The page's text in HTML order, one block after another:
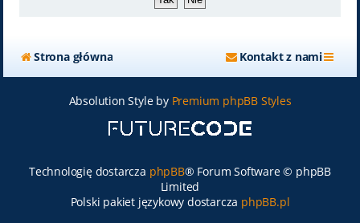
Strona główna Kontakt z nami
Absolution Style by Premium phpBB Styles
Technologię dostarcza phpBB® Forum Software © phpBB
Limited
Polski pakiet językowy dostarcza phpBB.pl